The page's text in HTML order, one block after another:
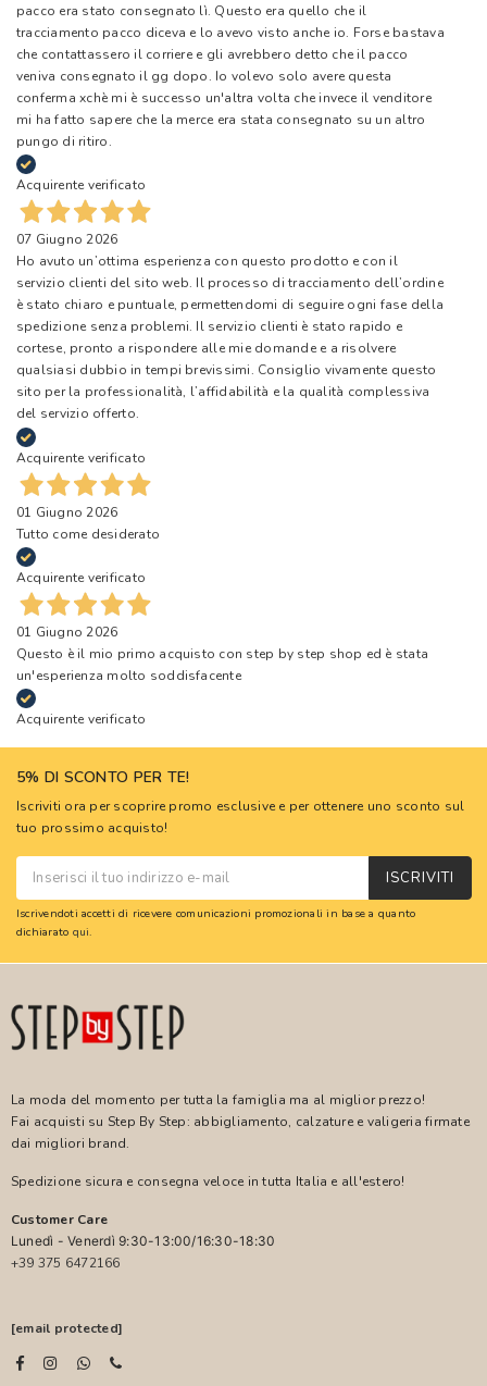
pacco era stato consegnato lì. Questo era quello che il
tracciamento pacco diceva e lo avevo visto anche io. Forse bastava
che contattassero il corriere e gli avrebbero detto che il pacco
veniva consegnato il gg dopo. Io volevo solo avere questa
conferma xchè mi è successo un'altra volta che invece il venditore
mi ha fatto sapere che la merce era stata consegnato su un altro
pungo di ritiro.
Acquirente verificato
07 Giugno 2026
Ho avuto un’ottima esperienza con questo prodotto e con il
servizio clienti del sito web. Il processo di tracciamento dell’ordine
è stato chiaro e puntuale, permettendomi di seguire ogni fase della
spedizione senza problemi. Il servizio clienti è stato rapido e
cortese, pronto a rispondere alle mie domande e a risolvere
qualsiasi dubbio in tempi brevissimi. Consiglio vivamente questo
sito per la professionalità, l’affidabilità e la qualità complessiva
del servizio offerto.
Acquirente verificato
01 Giugno 2026
Tutto come desiderato
Acquirente verificato
01 Giugno 2026
Questo è il mio primo acquisto con step by step shop ed è stata
un'esperienza molto soddisfacente
Acquirente verificato
5% DI SCONTO PER TE!
Iscriviti ora per scoprire promo esclusive e per ottenere uno sconto sul
tuo prossimo acquisto!
ISCRIVITI
Iscrivendoti accetti di ricevere comunicazioni promozionali in base a quanto
dichiarato qui.
La moda del momento per tutta la famiglia ma al miglior prezzo!
Fai acquisti su Step By Step: abbigliamento, calzature e valigeria firmate
dai migliori brand.
Spedizione sicura e consegna veloce in tutta Italia e all'estero!
Customer Care
Lunedì - Venerdì 9:30-13:00/16:30-18:30
+39 375 6472166
[email protected]